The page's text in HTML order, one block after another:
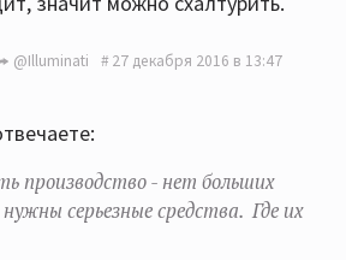
@Illuminati 27 декабря 2016 в 13:47
производство - нет больших
серьезные средства. Где их